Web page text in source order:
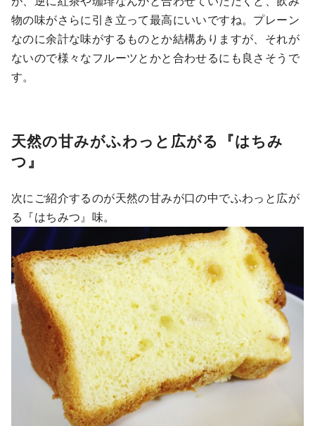
物の味がさらに引き立って最高にいいですね。プレーン
なのに余計な味がするものとか結構ありますが、それが
ないので様々なフルーツとかと合わせるにも良さそうで
す。
天然の甘みがふわっと広がる『はちみ
つ』
次にご紹介するのが天然の甘みが口の中でふわっと広が
る『はちみつ』味。